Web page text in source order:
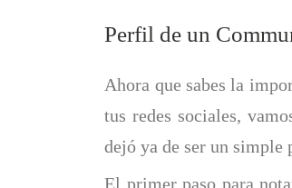
Perfil de un
Ahora que sabes la
tus redes sociales,
dejó ya de ser un simple
El primer paso para